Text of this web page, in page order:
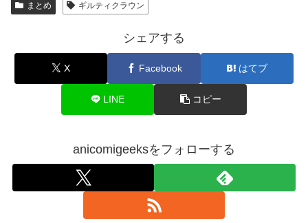
まとめ ギルティクラウン
シェアする
X Facebook はてブ
LINE コピー
anicomigeeksをフォローする